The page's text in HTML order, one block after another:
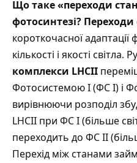
Що таке «переходи
фотосинтезі? Переходи
короткочасної адаптації
кількості і якості світла.
комплекси LHCII
Фотосистемою I (ФС I) і
вирівнюючи розподіл
LHCII при ФС I (більше
переходить до ФС II
Перехід між станами